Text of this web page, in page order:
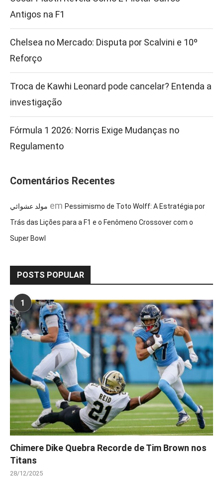
Antigos na F1
Chelsea no Mercado: Disputa por Scalvini e 10º
Reforço
Troca de Kawhi Leonard pode cancelar? Entenda a
investigação
Fórmula 1 2026: Norris Exige Mudanças no
Regulamento
Comentários Recentes
مولد عشوائي em Pessimismo de Toto Wolff: A Estratégia por
Trás das Lições para a F1 e o Fenômeno Crossover com o
Super Bowl
POSTS POPULAR
1
Chimere Dike Quebra Recorde de Tim Brown nos
Titans
28/12/2025